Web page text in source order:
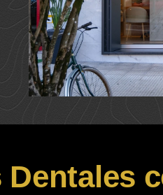
Dentales